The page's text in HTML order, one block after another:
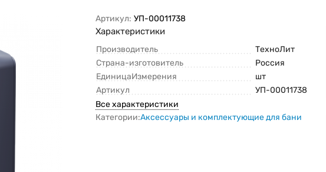
Артикул: УП-00011738
Характеристики
Производитель
ТехноЛит
Страна-изготовитель
Россия
ЕдиницаИзмерения
шт
Артикул
УП-00011738
Все характеристики
Категории:Аксессуары и комплектующие для бани